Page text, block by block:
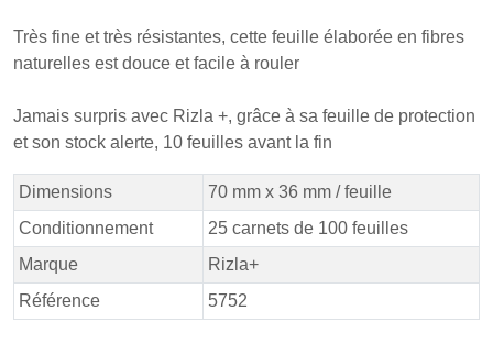
Très fine et très résistantes, cette feuille élaborée en fibres
naturelles est douce et facile à rouler
Jamais surpris avec Rizla +, grâce à sa feuille de protection
et son stock alerte, 10 feuilles avant la fin
Dimensions
70 mm x 36 mm / feuille
Conditionnement
25 carnets de 100 feuilles
Marque
Rizla+
Référence
5752